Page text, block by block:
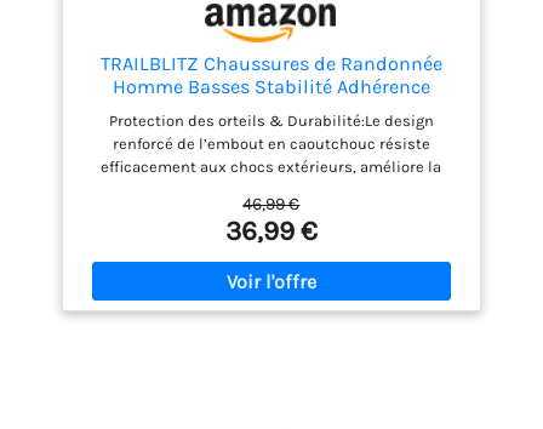
TRAILBLITZ Chaussures de Randonnée
Homme Basses Stabilité Adhérence
Chaussure Randonnée Semelles Confort
Antidérapantes Respirantes Légères
Baskets (42 Homme,NoirGris)
Protection des orteils & Durabilité:Le design
renforcé de l’embout en caoutchouc résiste
efficacement aux chocs extérieurs, améliore la
sécurité de vos pieds. Amorti EVA & Semelle
extérieure à crampons profonds:Une semelle
intermédiaire amortissante en EVA combinée à une
semelle extérieure en caoutchouc antidérapante
avec crampons profonds offre une excellente
46,99 €
36,99 €